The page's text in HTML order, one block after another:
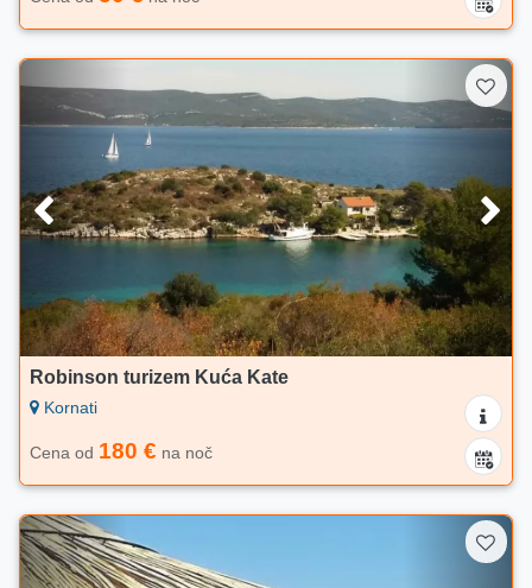
Robinson turizem Kuća Kate
Kornati
Cena od 180 € na noč